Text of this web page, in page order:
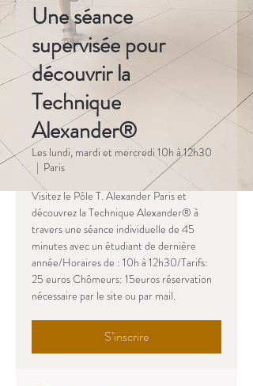
Une séance
supervisée pour
découvrir la
Technique
Alexander®
Les lundi, mardi et mercredi 10h à 12h30
  |
Paris
Visitez le Pôle T. Alexander Paris et
découvrez la Technique Alexander® à
travers une séance individuelle de 45
minutes avec un étudiant de dernière
année/Horaires de : 10h à 12h30/Tarifs:
25 euros Chômeurs: 15euros réservation
nécessaire par le site ou par mail.
S’inscrire